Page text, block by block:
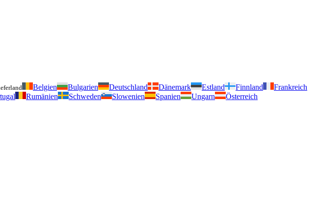
Belgien Bulgarien Deutschland Dänemark Estland Finnland
Frankreich
Rumänien Schweden Slowenien Spanien Ungarn Österreich